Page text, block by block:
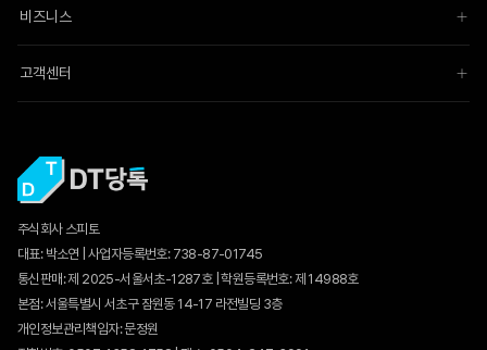
비즈니스
고객센터
주식회사 스피토
대표: 박소연 | 사업자등록번호: 738-87-01745
통신판매:제 2025-서울서초-1287호| 학원등록번호: 제 14988호
본점: 서울특별시 서초구 잠원동 14-17 라전빌딩 3층
개인정보관리책임자: 문정원